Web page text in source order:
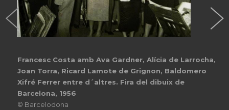
Francesc Costa amb Ava Gardner, Alícia de Larrocha,
Joan Torra, Ricard Lamote de Grignon, Baldomero
Xifré Ferrer entre d´altres. Fira del dibuix de
Barcelona, 1956
© Barcelodona